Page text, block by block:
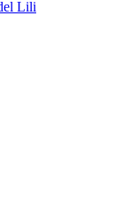
Lili